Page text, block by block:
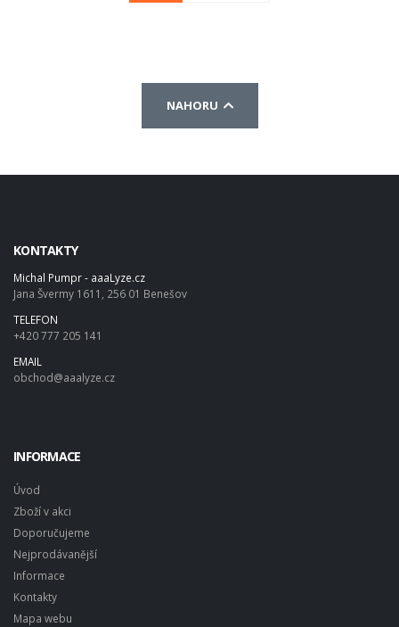
NAHORU
KONTAKTY
Michal Pumpr - aaaLyze.cz
Jana Švermy 1611, 256 01 Benešov
TELEFON
+420 777 205 141
EMAIL
obchod@aaalyze.cz
INFORMACE
Úvod
Zboží v akci
Doporučujeme
Nejprodávanější
Informace
Kontakty
Mapa webu